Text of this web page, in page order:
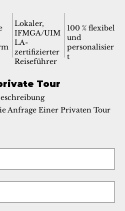
Lokaler,
IFMGA/UIM
LA-
zertifizierter
Reiseführer
100 % flexibel
und
personalisier
t
Tour
Anfrage Einer Privaten Tour